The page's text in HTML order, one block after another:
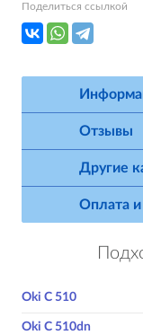
Поделиться ссылкой
Отзывы
Другие
Оплата и
Oki C 510
Oki C 510dn